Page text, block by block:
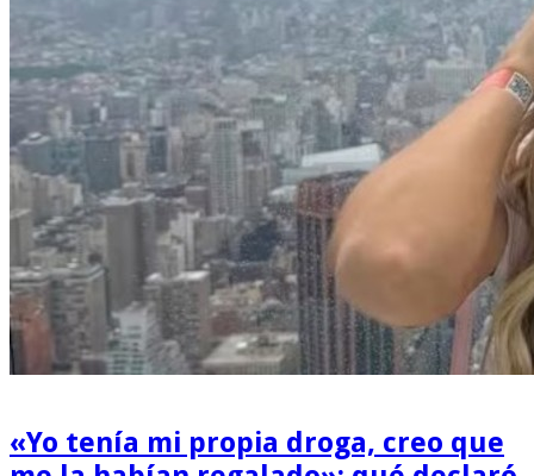
«Yo tenía mi propia droga, creo que